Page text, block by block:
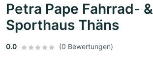
Petra Pape Fahrrad- &
Sporthaus Thäns
0.0 (0 Bewertungen)